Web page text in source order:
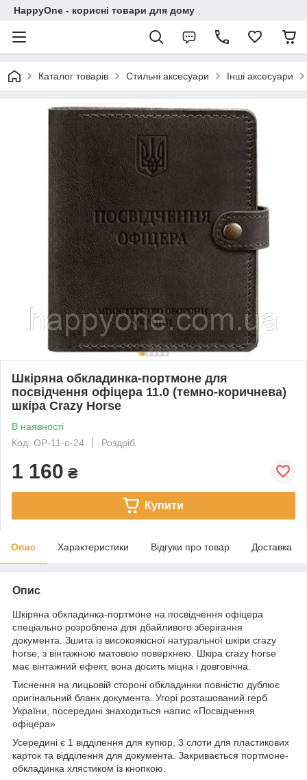
HappyOne - корисні товари для дому
Каталог товарів Стильні аксесуари Інші аксесуари
Шкіряна обкладинка-портмоне для
посвідчення офіцера 11.0 (темно-коричнева)
шкіра Crazy Horse
В наявності
Код: OP-11-o-24
Роздріб
1 160 ₴
Купити
Опис Характеристики Відгуки про товар Доставка
Опис
Шкіряна обкладинка-портмоне на посвідчення офіцера
спеціально розроблена для дбайливого зберігання
документа. Зшита із високоякісної натуральної шкіри crazy
horse, з вінтажною матовою поверхнею. Шкіра crazy horse
має вінтажний ефект, вона досить міцна і довговічна.
Тиснення на лицьовій стороні обкладинки повністю дублює
оригінальний бланк документа. Угорі розташований герб
України, посередині знаходиться напис «Посвідчення
офіцера»
Усередині є 1 відділення для купюр, 3 слоти для пластикових
карток та відділення для документа. Закривається портмоне-
обкладинка хлястиком із кнопкою.